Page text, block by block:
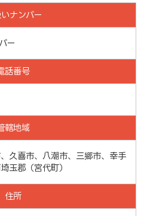
いナンバー
ー
話番号
轄地域
久喜市、八潮市、三郷市、幸手
玉郡（宮代町）
住所